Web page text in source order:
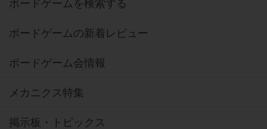
ボードゲームを検索する
ボードゲームの新着レビュー
ボードゲーム会情報
メカニクス特集
掲示板・トピックス